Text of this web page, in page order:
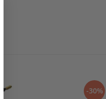
-30%